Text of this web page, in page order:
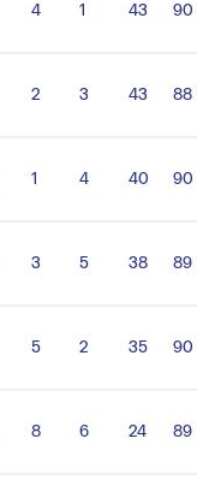
4 1 43 90
2 3 43 88
1 4 40 90
3 5 38 89
5 2 35 90
8 6 24 89